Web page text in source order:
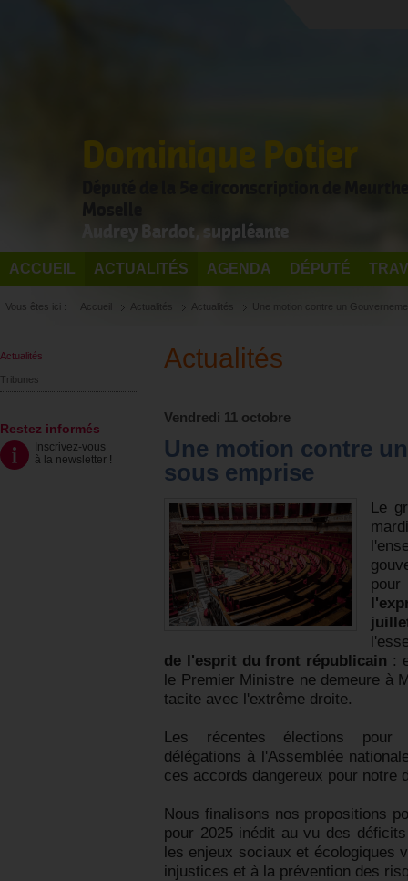
Dominique Potier
Audrey Bardot, suppléante
ACCUEIL ACTUALITÉS AGENDA DÉPUTÉ
Vous êtes ici : Accueil Actualités Actualités Une motion contre un
Actualités
Tribunes
Restez informés
Inscrivez-vous
à la newsletter !
Actualités
Vendredi 11 octobre
Une motion contre
sous emprise
Le
de l'esprit du front républicain :
le Premier Ministre ne demeure à
tacite avec l'extrême droite.
Les récentes élections pour
délégations à l'Assemblée
ces accords dangereux pour notre
Nous finalisons nos propositions
pour 2025 inédit au vu des
les enjeux sociaux et écologiques
injustices et à la prévention des